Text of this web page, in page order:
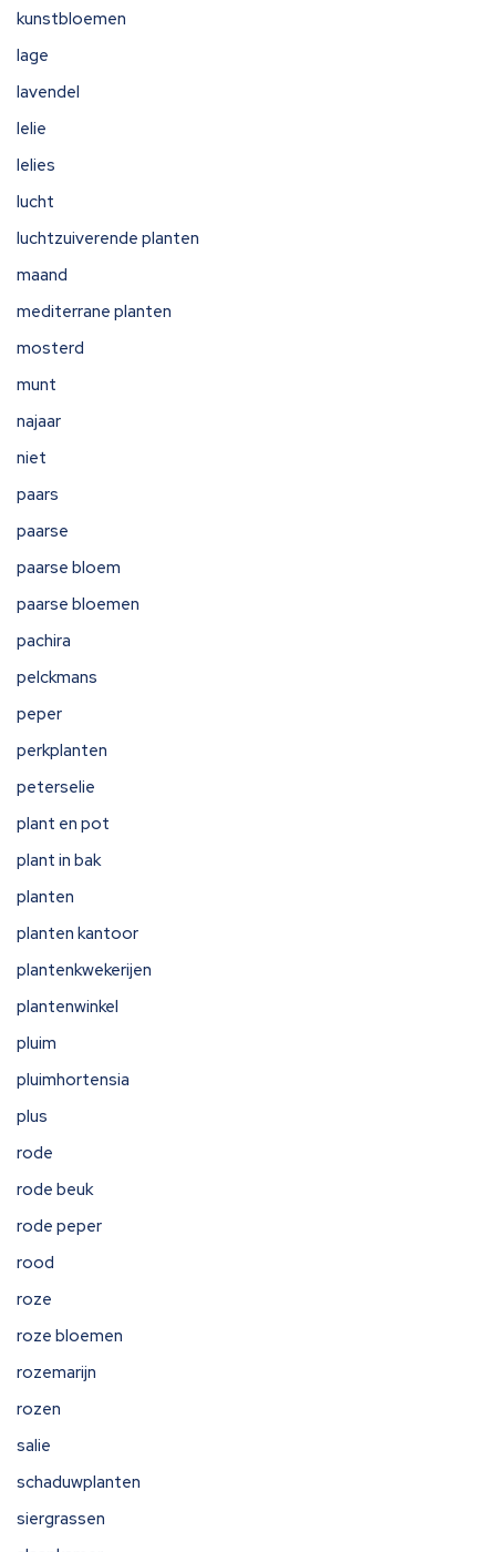
kunstbloemen
lage
lavendel
lelie
lelies
lucht
luchtzuiverende planten
maand
mediterrane planten
mosterd
munt
najaar
niet
paars
paarse
paarse bloem
paarse bloemen
pachira
pelckmans
peper
perkplanten
peterselie
plant en pot
plant in bak
planten
planten kantoor
plantenkwekerijen
plantenwinkel
pluim
pluimhortensia
plus
rode
rode beuk
rode peper
rood
roze
roze bloemen
rozemarijn
rozen
salie
schaduwplanten
siergrassen